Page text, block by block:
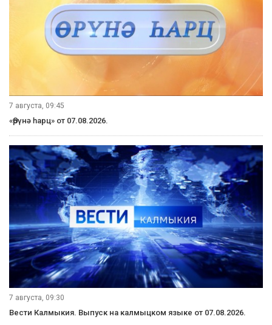
7 августа, 09:45
«Өрүнә һарц» от 07.08.2026.
7 августа, 09:30
Вести Калмыкия. Выпуск на калмыцком языке от 07.08.2026.